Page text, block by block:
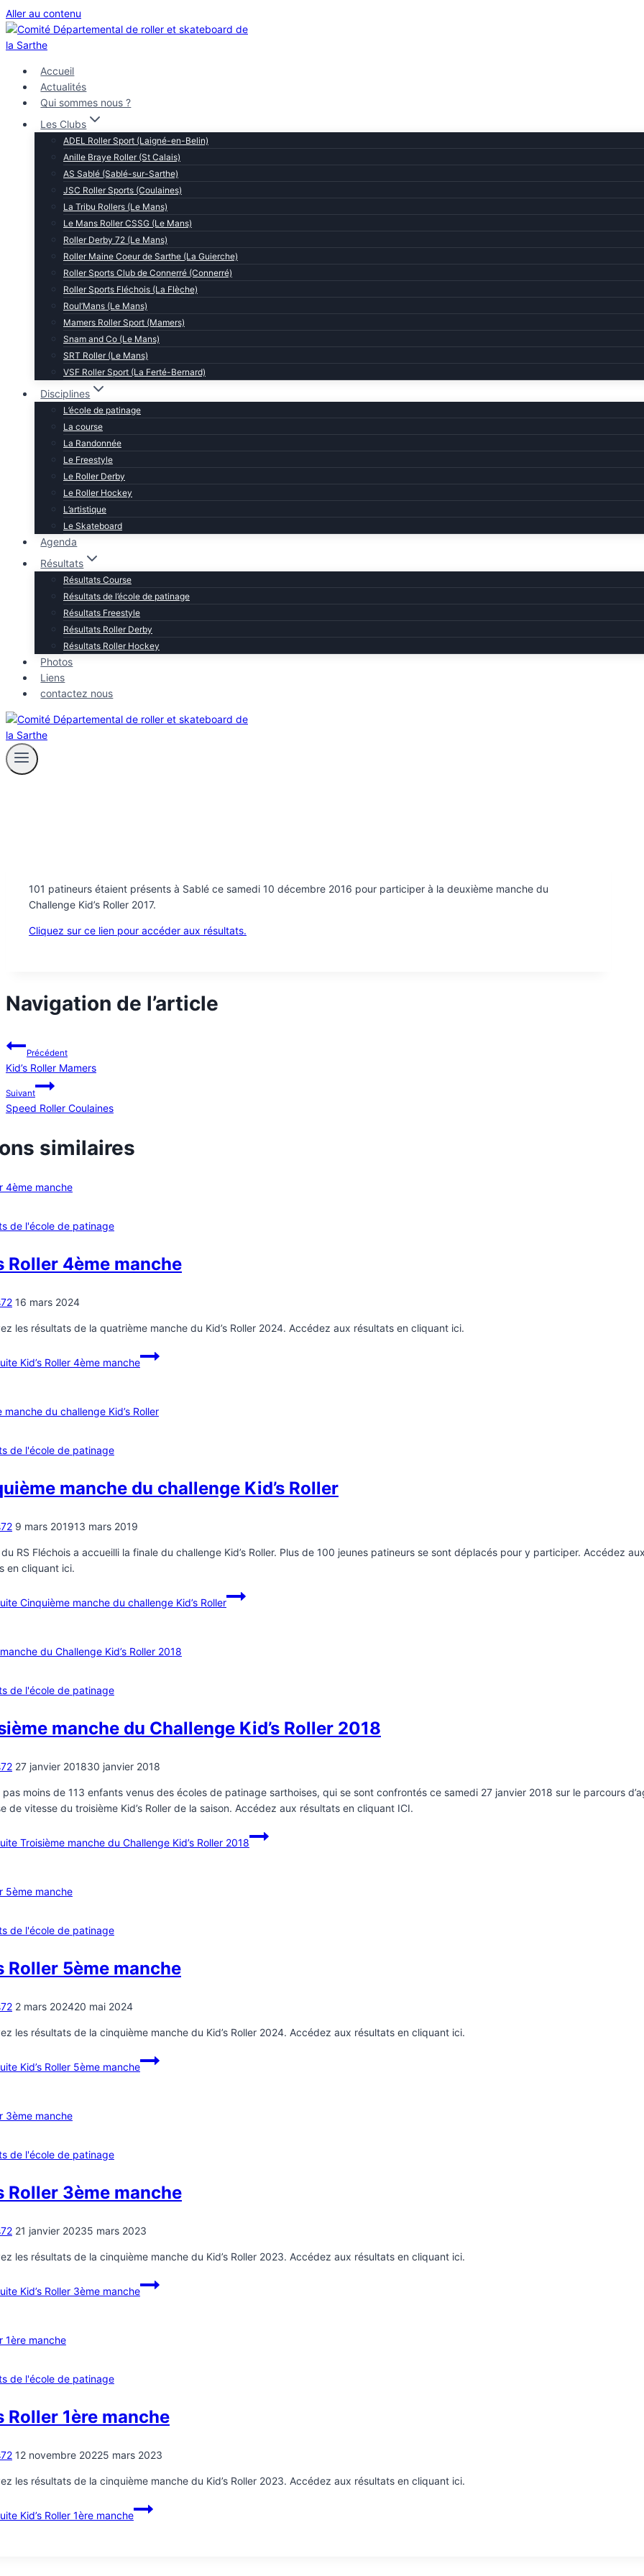
Aller au contenu
Accueil
Actualités
Qui sommes nous ?
Les Clubs
ADEL Roller Sport (Laigné-en-Belin)
Anille Braye Roller (St Calais)
AS Sablé (Sablé-sur-Sarthe)
JSC Roller Sports (Coulaines)
La Tribu Rollers (Le Mans)
Le Mans Roller CSSG (Le Mans)
Roller Derby 72 (Le Mans)
Roller Maine Coeur de Sarthe (La Guierche)
Roller Sports Club de Connerré (Connerré)
Roller Sports Fléchois (La Flèche)
Roul’Mans (Le Mans)
Mamers Roller Sport (Mamers)
Snam and Co (Le Mans)
SRT Roller (Le Mans)
VSF Roller Sport (La Ferté-Bernard)
Disciplines
L’école de patinage
La course
La Randonnée
Le Freestyle
Le Roller Derby
Le Roller Hockey
L’artistique
Le Skateboard
Agenda
Résultats
Résultats Course
Résultats de l’école de patinage
Résultats Freestyle
Résultats Roller Derby
Résultats Roller Hockey
Photos
Liens
contactez nous
101 patineurs étaient présents à Sablé ce samedi 10 décembre 2016 pour participer à la deuxième manche du
Challenge Kid’s Roller 2017.
Cliquez sur ce lien pour accéder aux résultats.
Navigation de l’article
Précédent
Kid’s Roller Mamers
Suivant
Speed Roller Coulaines
similaires
de l'école de patinage
Roller 4ème manche
16 mars 2024
les résultats de la quatrième manche du Kid’s Roller 2024. Accédez aux résultats en cliquant ici.
Kid’s Roller 4ème manche
de l'école de patinage
manche du challenge Kid’s Roller
9 mars 201913 mars 2019
RS Fléchois a accueilli la finale du challenge Kid’s Roller. Plus de 100 jeunes patineurs se sont déplacés pour y participer. Accédez
en cliquant ici.
Cinquième manche du challenge Kid’s Roller
de l'école de patinage
manche du Challenge Kid’s Roller 2018
27 janvier 201830 janvier 2018
pas moins de 113 enfants venus des écoles de patinage sarthoises, qui se sont confrontés ce samedi 27 janvier 2018 sur le parcours
de vitesse du troisième Kid’s Roller de la saison. Accédez aux résultats en cliquant ICI.
Troisième manche du Challenge Kid’s Roller 2018
de l'école de patinage
Roller 5ème manche
2 mars 202420 mai 2024
les résultats de la cinquième manche du Kid’s Roller 2024. Accédez aux résultats en cliquant ici.
Kid’s Roller 5ème manche
de l'école de patinage
Roller 3ème manche
21 janvier 20235 mars 2023
les résultats de la cinquième manche du Kid’s Roller 2023. Accédez aux résultats en cliquant ici.
Kid’s Roller 3ème manche
de l'école de patinage
Roller 1ère manche
12 novembre 20225 mars 2023
les résultats de la cinquième manche du Kid’s Roller 2023. Accédez aux résultats en cliquant ici.
Kid’s Roller 1ère manche